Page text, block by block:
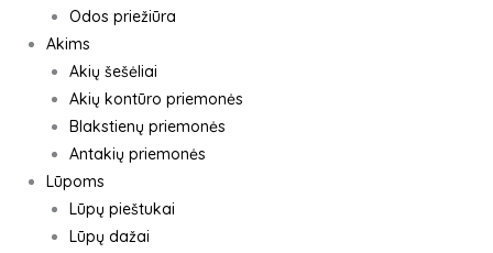
Odos priežiūra
Akims
Akių šešėliai
Akių kontūro priemonės
Blakstienų priemonės
Antakių priemonės
Lūpoms
Lūpų pieštukai
Lūpų dažai